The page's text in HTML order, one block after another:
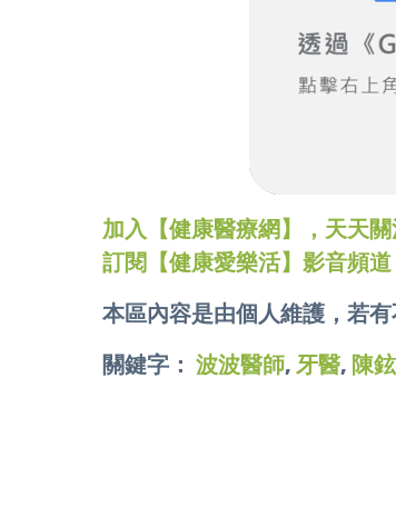
加入【健康醫療網】，天天
訂閱【健康愛樂活】影音頻
本區內容是由個人維護，若
關鍵字： 波波醫師, 牙醫, 陳